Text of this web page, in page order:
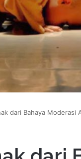
dari Bahaya Moderasi